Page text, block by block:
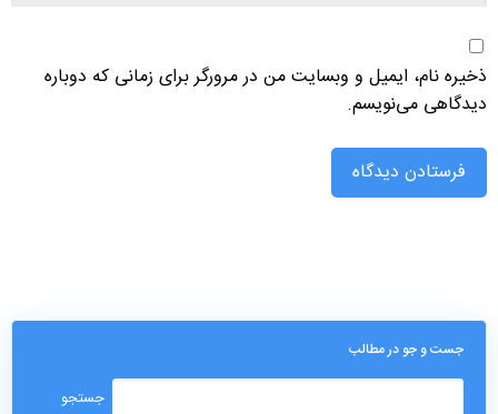
ذخیره نام، ایمیل و وبسایت من در مرورگر برای زمانی که دوباره
دیدگاهی می‌نویسم.
جست و جو در مطالب